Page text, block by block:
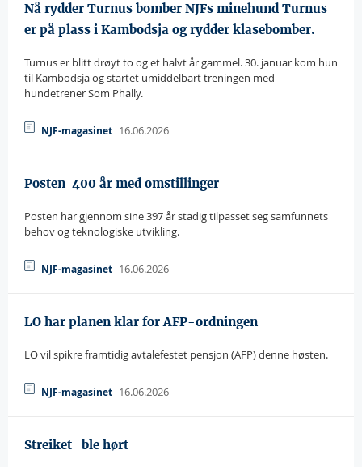
Nå rydder Turnus bomber NJFs minehund Turnus
er på plass i Kambodsja og rydder klasebomber.
Turnus er blitt drøyt to og et halvt år gammel. 30. januar kom hun
til Kambodsja og startet umiddelbart treningen med
hundetrener Som Phally.
NJF-magasinet 16.06.2026
Posten  400 år med omstillinger
Posten har gjennom sine 397 år stadig tilpasset seg samfunnets
behov og teknologiske utvikling.
NJF-magasinet 16.06.2026
LO har planen klar for AFP-ordningen
LO vil spikre framtidig avtalefestet pensjon (AFP) denne høsten.
NJF-magasinet 16.06.2026
Streiket   ble hørt